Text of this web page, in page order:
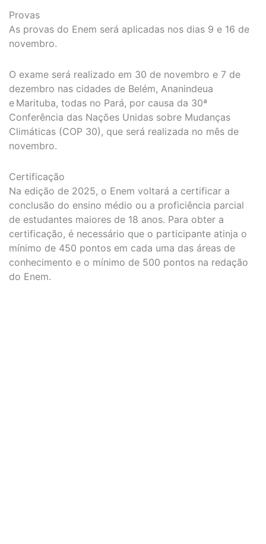
Provas
As provas do Enem será aplicadas nos dias 9 e 16 de
novembro.
O exame será realizado em 30 de novembro e 7 de
dezembro nas cidades de Belém, Ananindeua
e Marituba, todas no Pará, por causa da 30ª
Conferência das Nações Unidas sobre Mudanças
Climáticas (COP 30), que será realizada no mês de
novembro.
Certificação
Na edição de 2025, o Enem voltará a certificar a
conclusão do ensino médio ou a proficiência parcial
de estudantes maiores de 18 anos. Para obter a
certificação, é necessário que o participante atinja o
mínimo de 450 pontos em cada uma das áreas de
conhecimento e o mínimo de 500 pontos na redação
do Enem.